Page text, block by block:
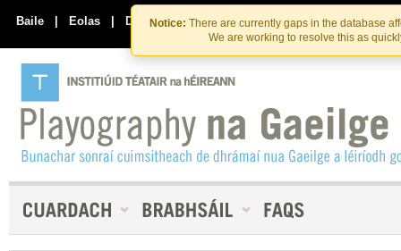
Skip
to
the
content
Skip
to
content
Notice: There are currently gaps in the database
We are working to resolve this as
Baile | Eolas | Déan Teagmháil Linn